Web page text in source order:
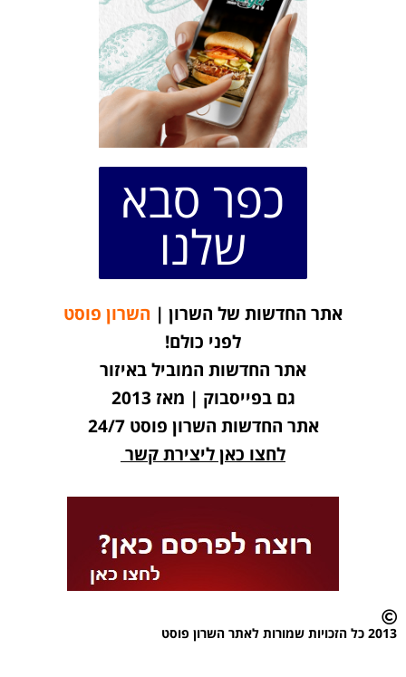
כפר סבא
שלנו
אתר החדשות של השרון | השרון פוסט
לפני כולם!
אתר החדשות המוביל באיזור
גם בפייסבוק | מאז 2013
אתר החדשות השרון פוסט 24/7
לחצו כאן ליצירת קשר
2013 כל הזכויות שמורות לאתר השרון פוסט